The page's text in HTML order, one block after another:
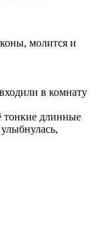
молится и
в комнату
тонкие длинные